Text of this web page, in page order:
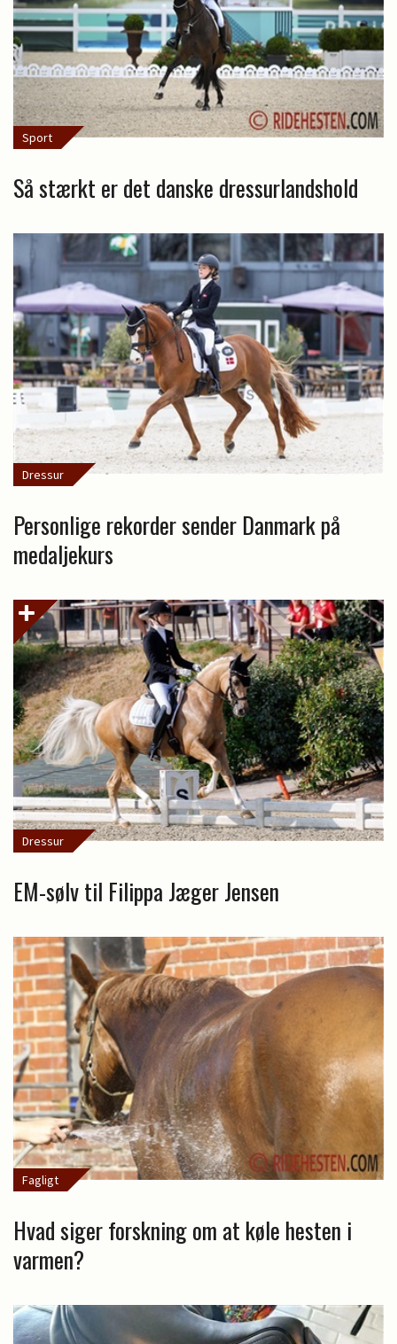
Sport
Så stærkt er det danske dressurlandshold
Dressur
Personlige rekorder sender Danmark på
medaljekurs
Dressur
EM-sølv til Filippa Jæger Jensen
Fagligt
Hvad siger forskning om at køle hesten i
varmen?